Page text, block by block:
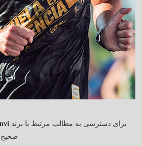
برای دسترسی به مطالب مرتبط با برند